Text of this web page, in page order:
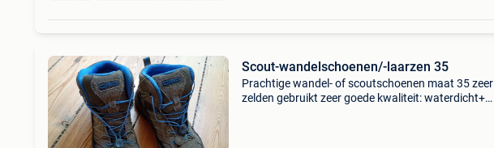
Scout-wandelschoenen/-laarzen 35
Prachtige wandel- of scoutschoenen maat 35 zeer
zelden gebruikt zeer goede kwaliteit: waterdicht+